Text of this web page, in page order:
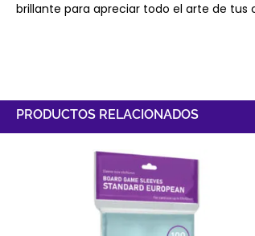
brillante para apreciar todo el arte de tus
PRODUCTOS RELACIONADOS